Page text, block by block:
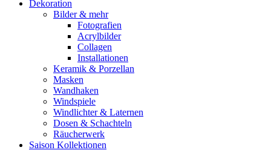
Dekoration
Bilder & mehr
Fotografien
Acrylbilder
Collagen
Installationen
Keramik & Porzellan
Masken
Wandhaken
Windspiele
Windlichter & Laternen
Dosen & Schachteln
Räucherwerk
Saison Kollektionen